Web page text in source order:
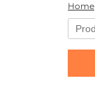
Home